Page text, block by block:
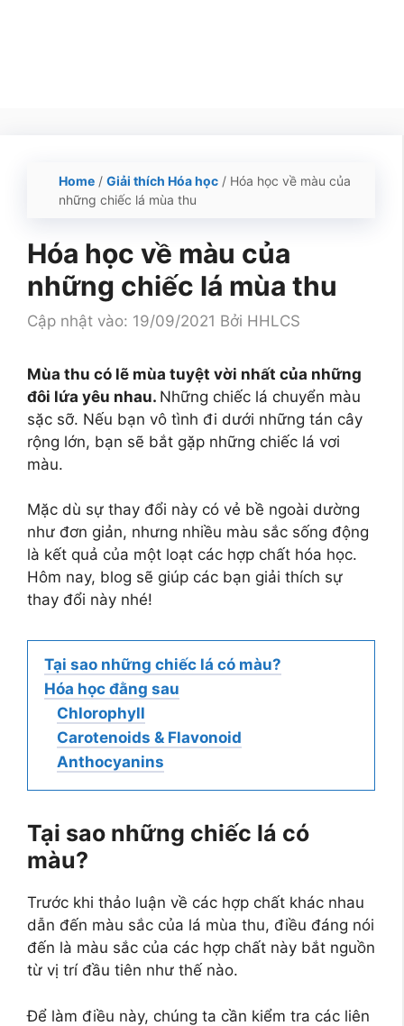
Home / Giải thích Hóa học / Hóa học về màu của
những chiếc lá mùa thu
Hóa học về màu của
những chiếc lá mùa thu
Cập nhật vào: 19/09/2021 Bởi HHLCS
Mùa thu có lẽ mùa tuyệt vời nhất của những
đôi lứa yêu nhau. Những chiếc lá chuyển màu
sặc sỡ. Nếu bạn vô tình đi dưới những tán cây
rộng lớn, bạn sẽ bắt gặp những chiếc lá vơi
màu.
Mặc dù sự thay đổi này có vẻ bề ngoài dường
như đơn giản, nhưng nhiều màu sắc sống động
là kết quả của một loạt các hợp chất hóa học.
Hôm nay, blog sẽ giúp các bạn giải thích sự
thay đổi này nhé!
Tại sao những chiếc lá có màu?
Hóa học đằng sau
Chlorophyll
Carotenoids & Flavonoid
Anthocyanins
Tại sao những chiếc lá có
màu?
Trước khi thảo luận về các hợp chất khác nhau
dẫn đến màu sắc của lá mùa thu, điều đáng nói
đến là màu sắc của các hợp chất này bắt nguồn
từ vị trí đầu tiên như thế nào.
Để làm điều này, chúng ta cần kiểm tra các liên